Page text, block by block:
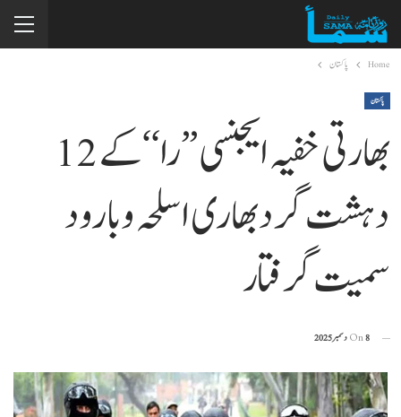
Home پاکستان
پاکستان
بھارتی خفیہ ایجنسی ’’را‘‘ کے 12
دہشت گرد بھاری اسلحہ و بارود
سمیت گرفتار
On8 دسمبر 2025